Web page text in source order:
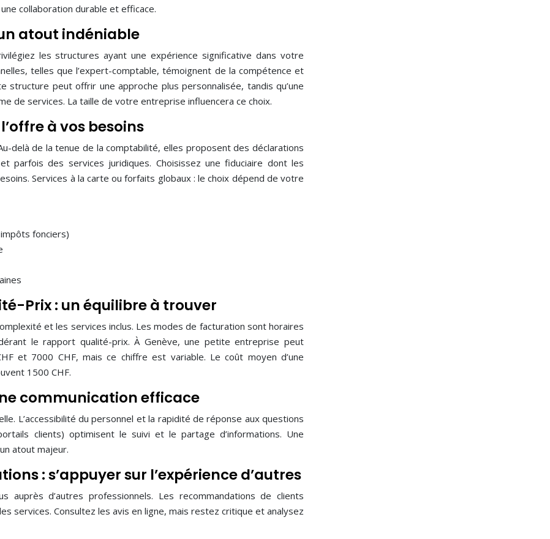
collaboration durable et efficace.
atout indéniable
les structures ayant une expérience significative dans votre
telles que l’expert-comptable, témoignent de la compétence et
structure peut offrir une approche plus personnalisée, tandis qu’une
de services. La taille de votre entreprise influencera ce choix.
à vos besoins
delà de la tenue de la comptabilité, elles proposent des déclarations
parfois des services juridiques. Choisissez une fiduciaire dont les
Services à la carte ou forfaits globaux : le choix dépend de votre
fonciers)
Prix : un équilibre à trouver
et les services inclus. Les modes de facturation sont horaires
le rapport qualité-prix. À Genève, une petite entreprise peut
et 7000 CHF, mais ce chiffre est variable. Le coût moyen d’une
1500 CHF.
communication efficace
L’accessibilité du personnel et la rapidité de réponse aux questions
clients) optimisent le suivi et le partage d’informations. Une
atout majeur.
: s’appuyer sur l’expérience d’autres
auprès d’autres professionnels. Les recommandations de clients
services. Consultez les avis en ligne, mais restez critique et analysez